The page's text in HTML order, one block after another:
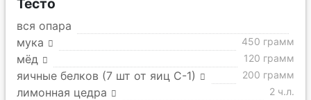
Тесто
вся опара
мука
450 грамм
мёд 120 грамм
яичные белков (7 шт от яиц С-1) 200 грамм
лимонная цедра 2 ч.л.